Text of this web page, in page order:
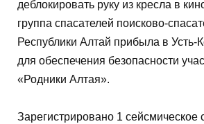
деблокировать руку из кресла в
группа спасателей поисково-
Республики Алтай прибыла в Усть-
для обеспечения безопасности
«Родники Алтая».
Зарегистрировано 1 сейсмическое